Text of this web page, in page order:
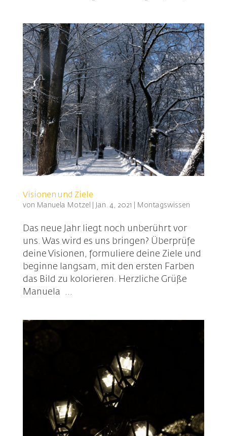
Visionen und Ziele
von Manuela Motzel Jan. 4, 2021 Montagswissen
Das neue Jahr liegt noch unberührt vor
uns. Was wird es uns bringen? Überprüfe
deine Visionen, formuliere deine Ziele und
beginne langsam, mit den ersten Farben
das Bild zu kolorieren. Herzliche Grüße
Manuela ...